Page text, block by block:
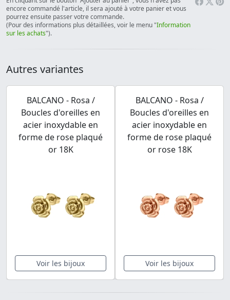
encore commandé l'article, il sera ajouté à votre panier et vous
pourrez ensuite passer votre commande.
(Pour des informations plus détaillées, voir le menu "Information
sur les achats").
Autres variantes
BALCANO - Rosa /
Boucles d'oreilles en
acier inoxydable en
forme de rose plaqué
or 18K
Voir les bijoux
BALCANO - Rosa /
Boucles d'oreilles en
acier inoxydable en
forme de rose plaqué
or rose 18K
Voir les bijoux